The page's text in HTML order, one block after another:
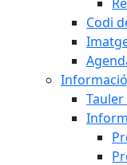
Codi